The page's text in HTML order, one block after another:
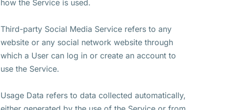
how the Service is used.
Third-party Social Media Service refers to any
website or any social network website through
which a User can log in or create an account to
use the Service.
Usage Data refers to data collected automatically,